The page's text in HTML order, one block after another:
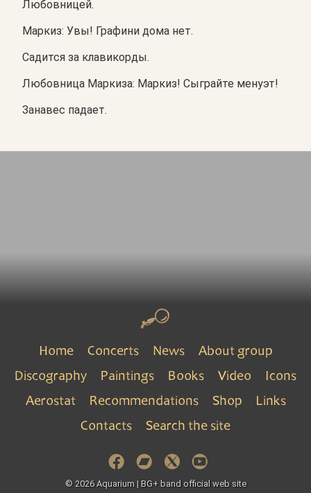
Любовницей.
Маркиз: Увы! Графини дома нет.
Садится за клавикорды.
Любовница Маркиза: Маркиз! Сыграйте менуэт!
Занавес падает.
Home Concerts News
About group
Discography
Paintings Books Video
Icons
Aerostat
Recommendations Shop
Links
Contacts
Search the site
© 2026 Aquarium | BG+ band official web site